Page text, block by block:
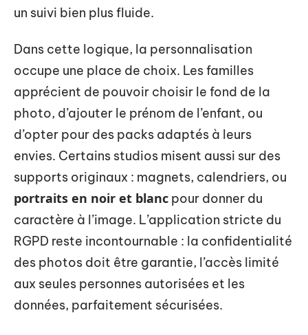
un suivi bien plus fluide.
Dans cette logique, la personnalisation
occupe une place de choix. Les familles
apprécient de pouvoir choisir le fond de la
photo, d’ajouter le prénom de l’enfant, ou
d’opter pour des packs adaptés à leurs
envies. Certains studios misent aussi sur des
supports originaux : magnets, calendriers, ou
portraits en noir et blanc pour donner du
caractère à l’image. L’application stricte du
RGPD reste incontournable : la confidentialité
des photos doit être garantie, l’accès limité
aux seules personnes autorisées et les
données, parfaitement sécurisées.